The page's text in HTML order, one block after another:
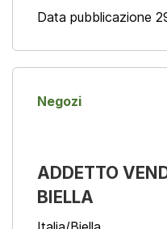
Data pubblicazione
Negozi
ADDETTO
BIELLA